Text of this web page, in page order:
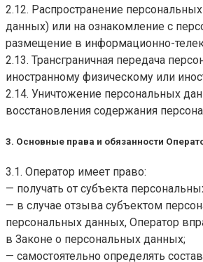
2.12. Распространение
данных) или на ознакомление с
размещение в информационно-
2.13. Трансграничная передача
иностранному физическому или
2.14. Уничтожение персональных
восстановления содержания
3. Основные права и обязанности
3.1. Оператор имеет право:
— получать от субъекта
— в случае отзыва субъектом
персональных данных, Оператор
в Законе о персональных данных;
— самостоятельно определять